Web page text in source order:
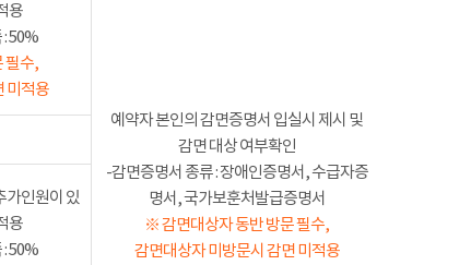
용
50%
필수,
미적용
예약자 본인의 감면증명서 입실시 제시 및
감면 대상 여부확인
-감면증명서 종류 : 장애인증명서, 수급자증
명서, 국가보훈처발급증명서
※ 감면대상자 동반 방문 필수,
감면대상자 미방문시 감면 미적용
가인원이 있
용
50%